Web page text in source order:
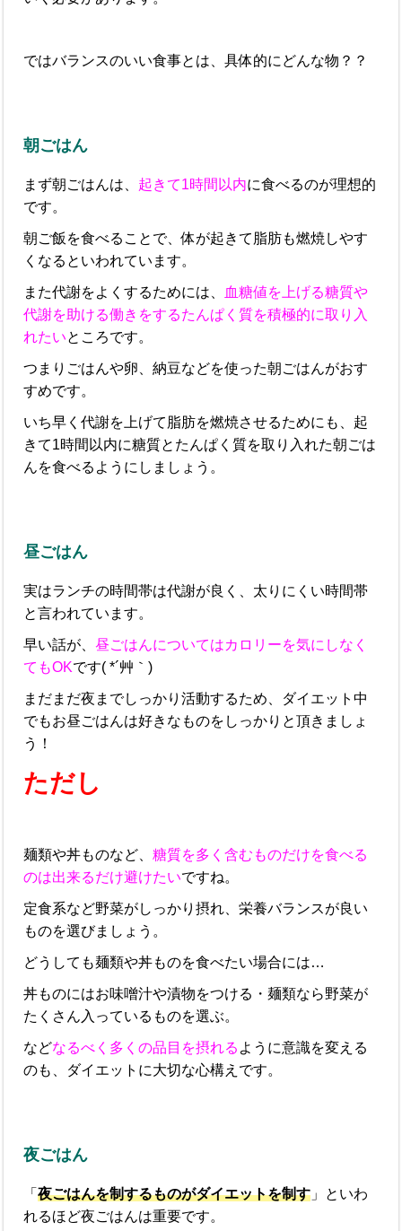
ではバランスのいい食事とは、具体的にどんな物？？
朝ごはん
まず朝ごはんは、 起きて1時間以内に食べるのが理想的
です。
朝ご飯を食べることで、体が起きて脂肪も燃焼しやす
くなるといわれています。
また代謝をよくするためには、 血糖値を上げる糖質や
代謝を助ける働きをするたんぱく質を積極的に取り入
れたいところです。
つまりごはんや卵、納豆などを使った朝ごはんがおす
すめです。
いち早く代謝を上げて脂肪を燃焼させるためにも、起
きて1時間以内に糖質とたんぱく質を取り入れた朝ごは
んを食べるようにしましょう。
昼ごはん
実はランチの時間帯は代謝が良く、太りにくい時間帯
と言われています。
早い話が、昼ごはんについてはカロリーを気にしなく
てもOKです( *´艸｀)
まだまだ夜までしっかり活動するため、ダイエット中
でもお昼ごはんは好きなものをしっかりと頂きましょ
う！
ただし
麺類や丼ものなど、糖質を多く含むものだけを食べる
のは出来るだけ避けたいですね。
定食系など野菜がしっかり摂れ、栄養バランスが良い
ものを選びましょう。
どうしても麺類や丼ものを食べたい場合には…
丼ものにはお味噌汁や漬物をつける・麺類なら野菜が
たくさん入っているものを選ぶ。
などなるべく多くの品目を摂れる ように意識を変える
のも、ダイエットに大切な心構えです。
夜ごはん
「夜ごはんを制するものがダイエットを制す 」といわ
れるほど夜ごはんは重要です。